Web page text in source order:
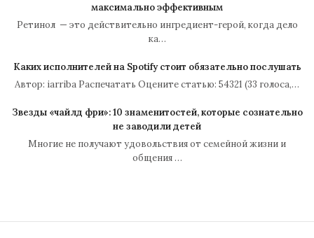
максимально эффективным
Ретинол — это действительно ингредиент-герой, когда дело
ка…
Каких исполнителей на Spotify стоит обязательно послушать
Автор: iarriba Распечатать Оцените статью: 54321 (33 голоса,…
Звезды «чайлд фри»: 10 знаменитостей, которые сознательно
не заводили детей
Многие не получают удовольствия от семейной жизни и
общения …